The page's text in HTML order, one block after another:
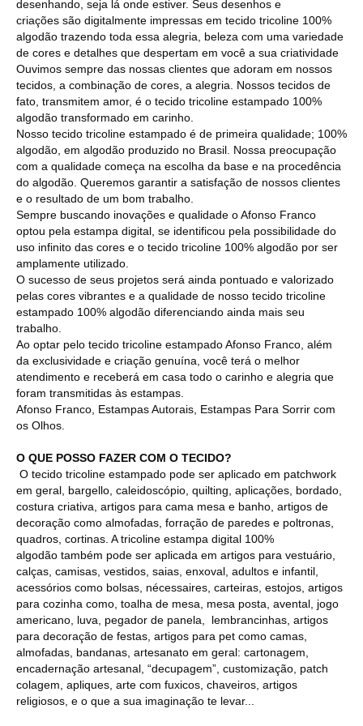
desenhando, seja lá onde estiver. Seus desenhos e
criações são digitalmente impressas em tecido tricoline 100%
algodão trazendo toda essa alegria, beleza com uma variedade
de cores e detalhes que despertam em você a sua criatividade
Ouvimos sempre das nossas clientes que adoram em nossos
tecidos, a combinação de cores, a alegria. Nossos tecidos de
fato, transmitem amor, é o tecido tricoline estampado 100%
algodão transformado em carinho.
Nosso tecido tricoline estampado é de primeira qualidade; 100%
algodão, em algodão produzido no Brasil. Nossa preocupação
com a qualidade começa na escolha da base e na procedência
do algodão. Queremos garantir a satisfação de nossos clientes
e o resultado de um bom trabalho.
Sempre buscando inovações e qualidade o Afonso Franco
optou pela estampa digital, se identificou pela possibilidade do
uso infinito das cores e o tecido tricoline 100% algodão por ser
amplamente utilizado.
O sucesso de seus projetos será ainda pontuado e valorizado
pelas cores vibrantes e a qualidade de nosso tecido tricoline
estampado 100% algodão diferenciando ainda mais seu
trabalho.
Ao optar pelo tecido tricoline estampado Afonso Franco, além
da exclusividade e criação genuína, você terá o melhor
atendimento e receberá em casa todo o carinho e alegria que
foram transmitidas às estampas.
Afonso Franco, Estampas Autorais, Estampas Para Sorrir com
os Olhos.
O QUE POSSO FAZER COM O TECIDO?
O tecido tricoline estampado pode ser aplicado em patchwork
em geral, bargello, caleidoscópio, quilting, aplicações, bordado,
costura criativa, artigos para cama mesa e banho, artigos de
decoração como almofadas, forração de paredes e poltronas,
quadros, cortinas. A tricoline estampa digital 100%
algodão também pode ser aplicada em artigos para vestuário,
calças, camisas, vestidos, saias, enxoval, adultos e infantil,
acessórios como bolsas, nécessaires, carteiras, estojos, artigos
para cozinha como, toalha de mesa, mesa posta, avental, jogo
americano, luva, pegador de panela, lembrancinhas, artigos
para decoração de festas, artigos para pet como camas,
almofadas, bandanas, artesanato em geral: cartonagem,
encadernação artesanal, “decupagem”, customização, patch
colagem, apliques, arte com fuxicos, chaveiros, artigos
religiosos, e o que a sua imaginação te levar...